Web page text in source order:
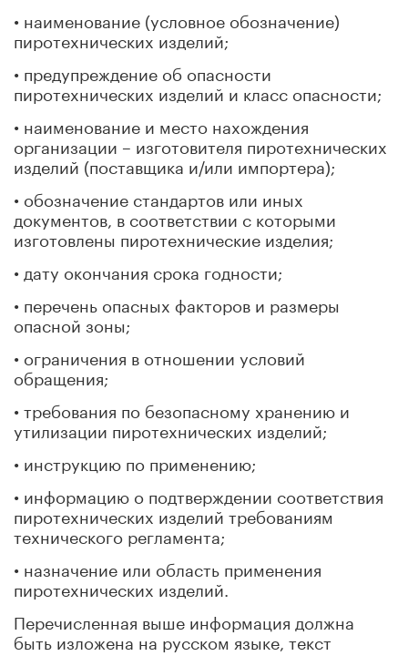
• наименование (условное обозначение)
пиротехнических изделий;
• предупреждение об опасности
пиротехнических изделий и класс опасности;
• наименование и место нахождения
организации – изготовителя пиротехнических
изделий (поставщика и/или импортера);
• обозначение стандартов или иных
документов, в соответствии с которыми
изготовлены пиротехнические изделия;
• дату окончания срока годности;
• перечень опасных факторов и размеры
опасной зоны;
• ограничения в отношении условий
обращения;
• требования по безопасному хранению и
утилизации пиротехнических изделий;
• инструкцию по применению;
• информацию о подтверждении соответствия
пиротехнических изделий требованиям
технического регламента;
• назначение или область применения
пиротехнических изделий.
Перечисленная выше информация должна
быть изложена на русском языке, текст